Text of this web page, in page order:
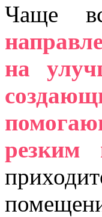
Чаще
на
резким